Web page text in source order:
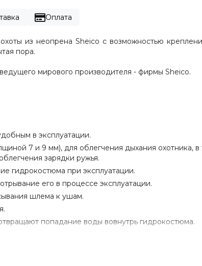
Оплата
из неопрена Sheico с возможностью
пора.
мирового производителя - фирмы Sheico.
в эксплуатации.
7 и 9 мм), для облегчения дыхания охотника, в
зарядки ружья.
гидрокостюма при эксплуатации.
его в процессе эксплуатации.
шлема к ушам.
попадание воды вовнутрь гидрокостюма.
прооверложены, что исключает отслоение